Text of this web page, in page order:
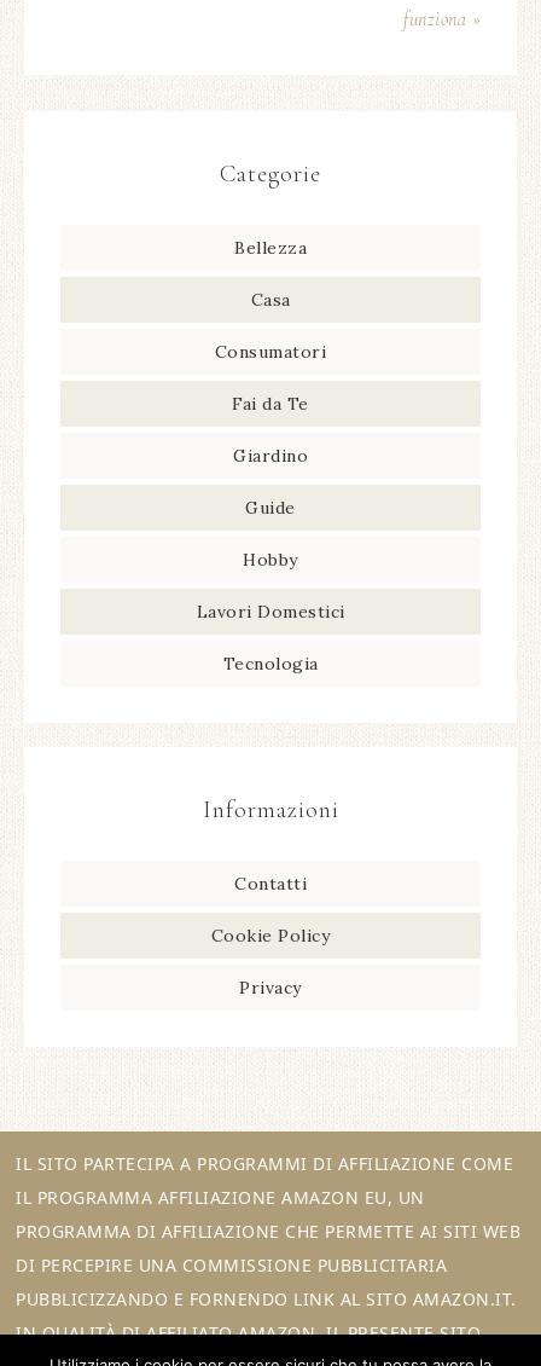
funziona​ »
Categorie
Bellezza
Casa
Consumatori
Fai da Te
Giardino
Guide
Hobby
Lavori Domestici
Tecnologia
Informazioni
Contatti
Cookie Policy
Privacy
IL SITO PARTECIPA A PROGRAMMI DI AFFILIAZIONE COME
IL PROGRAMMA AFFILIAZIONE AMAZON EU, UN
PROGRAMMA DI AFFILIAZIONE CHE PERMETTE AI SITI WEB
DI PERCEPIRE UNA COMMISSIONE PUBBLICITARIA
PUBBLICIZZANDO E FORNENDO LINK AL SITO AMAZON.IT.
IN QUALITÀ DI AFFILIATO AMAZON, IL PRESENTE SITO